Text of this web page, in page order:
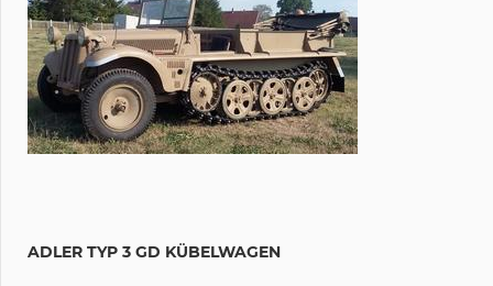
ADLER TYP 3 GD KÜBELWAGEN